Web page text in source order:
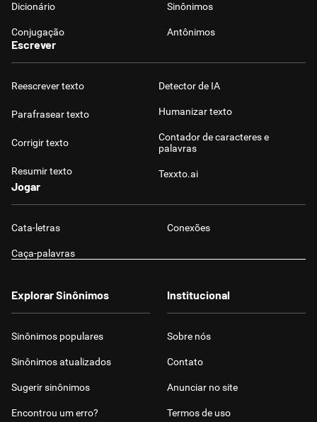
Dicionário Sinônimos
Conjugação Antônimos
Escrever
Reescrever texto
Parafrasear texto
Corrigir texto
Resumir texto
Detector de IA
Humanizar texto
Contador de caracteres e
palavras
Texxto.ai
Jogar
Cata-letras Conexões
Caça-palavras
Explorar Sinônimos
Sinônimos populares
Sinônimos atualizados
Sugerir sinônimos
Encontrou um erro?
Institucional
Sobre nós
Contato
Anunciar no site
Termos de uso